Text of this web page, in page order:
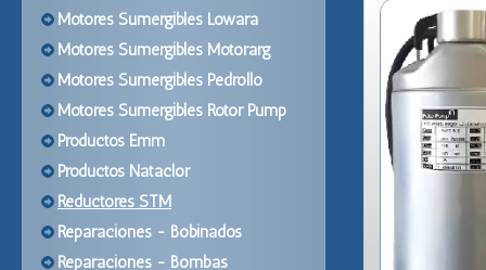
Motores Sumergibles Lowara
Motores Sumergibles Motorarg
Motores Sumergibles Pedrollo
Motores Sumergibles Rotor Pump
Productos Emm
Productos Nataclor
Reductores STM
Reparaciones - Bobinados
Reparaciones - Bombas